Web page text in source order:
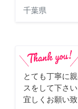
千葉県
とても丁寧に
スをして下さ
宜しくお願い致